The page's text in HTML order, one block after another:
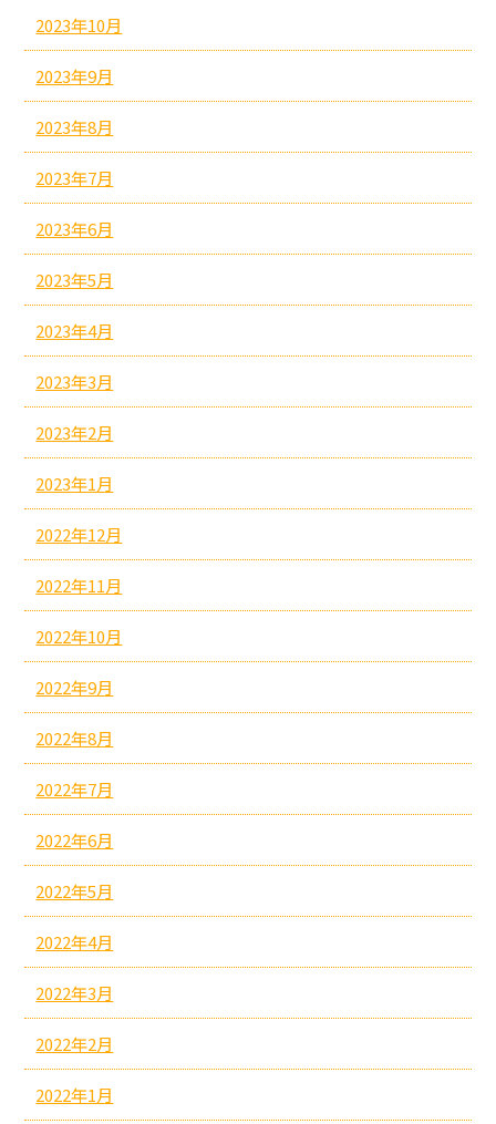
2023年10月
2023年9月
2023年8月
2023年7月
2023年6月
2023年5月
2023年4月
2023年3月
2023年2月
2023年1月
2022年12月
2022年11月
2022年10月
2022年9月
2022年8月
2022年7月
2022年6月
2022年5月
2022年4月
2022年3月
2022年2月
2022年1月